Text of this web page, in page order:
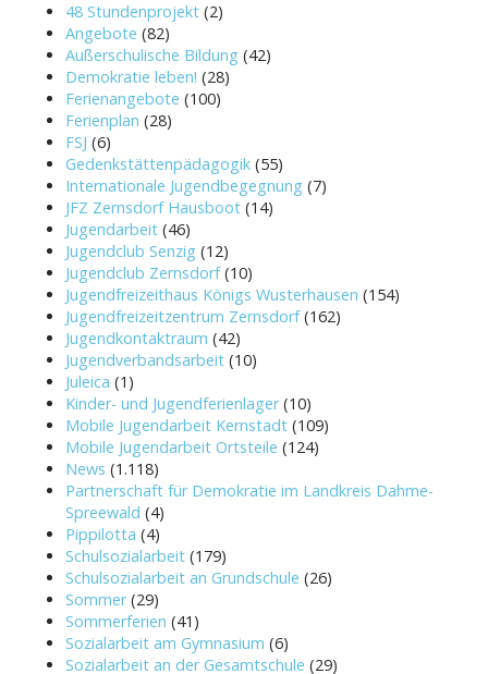
48 Stundenprojekt (2)
Angebote (82)
Außerschulische Bildung (42)
Demokratie leben! (28)
Ferienangebote (100)
Ferienplan (28)
FSJ (6)
Gedenkstättenpädagogik (55)
Internationale Jugendbegegnung (7)
JFZ Zernsdorf Hausboot (14)
Jugendarbeit (46)
Jugendclub Senzig (12)
Jugendclub Zernsdorf(10)
Jugendfreizeithaus Königs Wusterhausen (154)
Jugendfreizeitzentrum Zernsdorf(162)
Jugendkontaktraum (42)
Jugendverbandsarbeit (10)
Juleica (1)
Kinder- und Jugendferienlager(10)
Mobile Jugendarbeit Kernstadt (109)
Mobile Jugendarbeit Ortsteile (124)
News (1.118)
Partnerschaft für Demokratie im Landkreis Dahme-
Spreewald (4)
Pippilotta (4)
Schulsozialarbeit (179)
Schulsozialarbeit an Grundschule (26)
Sommer(29)
Sommerferien (41)
Sozialarbeit am Gymnasium (6)
Sozialarbeit an der Gesamtschule (29)